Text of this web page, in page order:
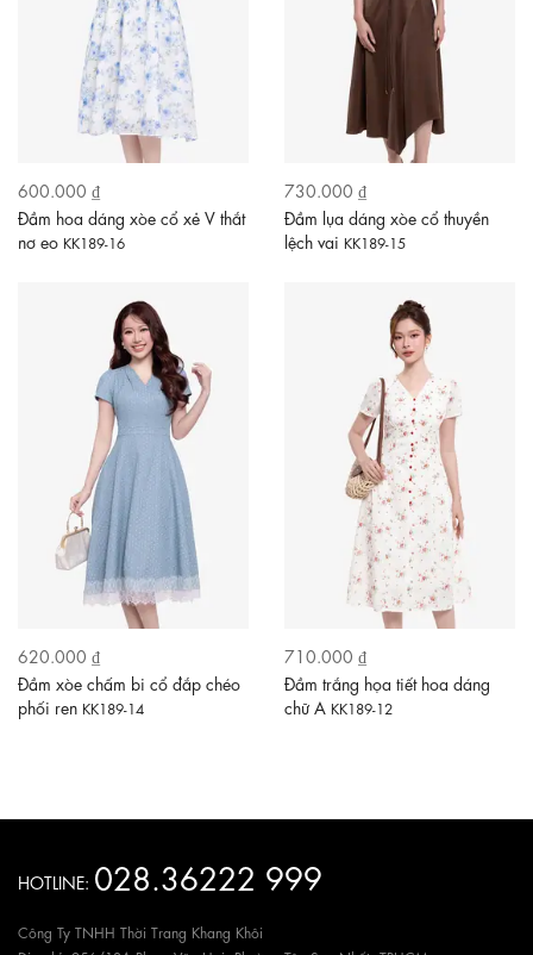
600.000 ₫
Đầm hoa dáng xòe cổ xẻ V thắt
nơ eo KK189-16
730.000 ₫
Đầm lụa dáng xòe cổ thuyền
lệch vai KK189-15
620.000 ₫
Đầm xòe chấm bi cổ đắp chéo
phối ren KK189-14
710.000 ₫
Đầm trắng họa tiết hoa dáng
chữ A KK189-12
HOTLINE: 028.36222 999
Công Ty TNHH Thời Trang Khang Khôi